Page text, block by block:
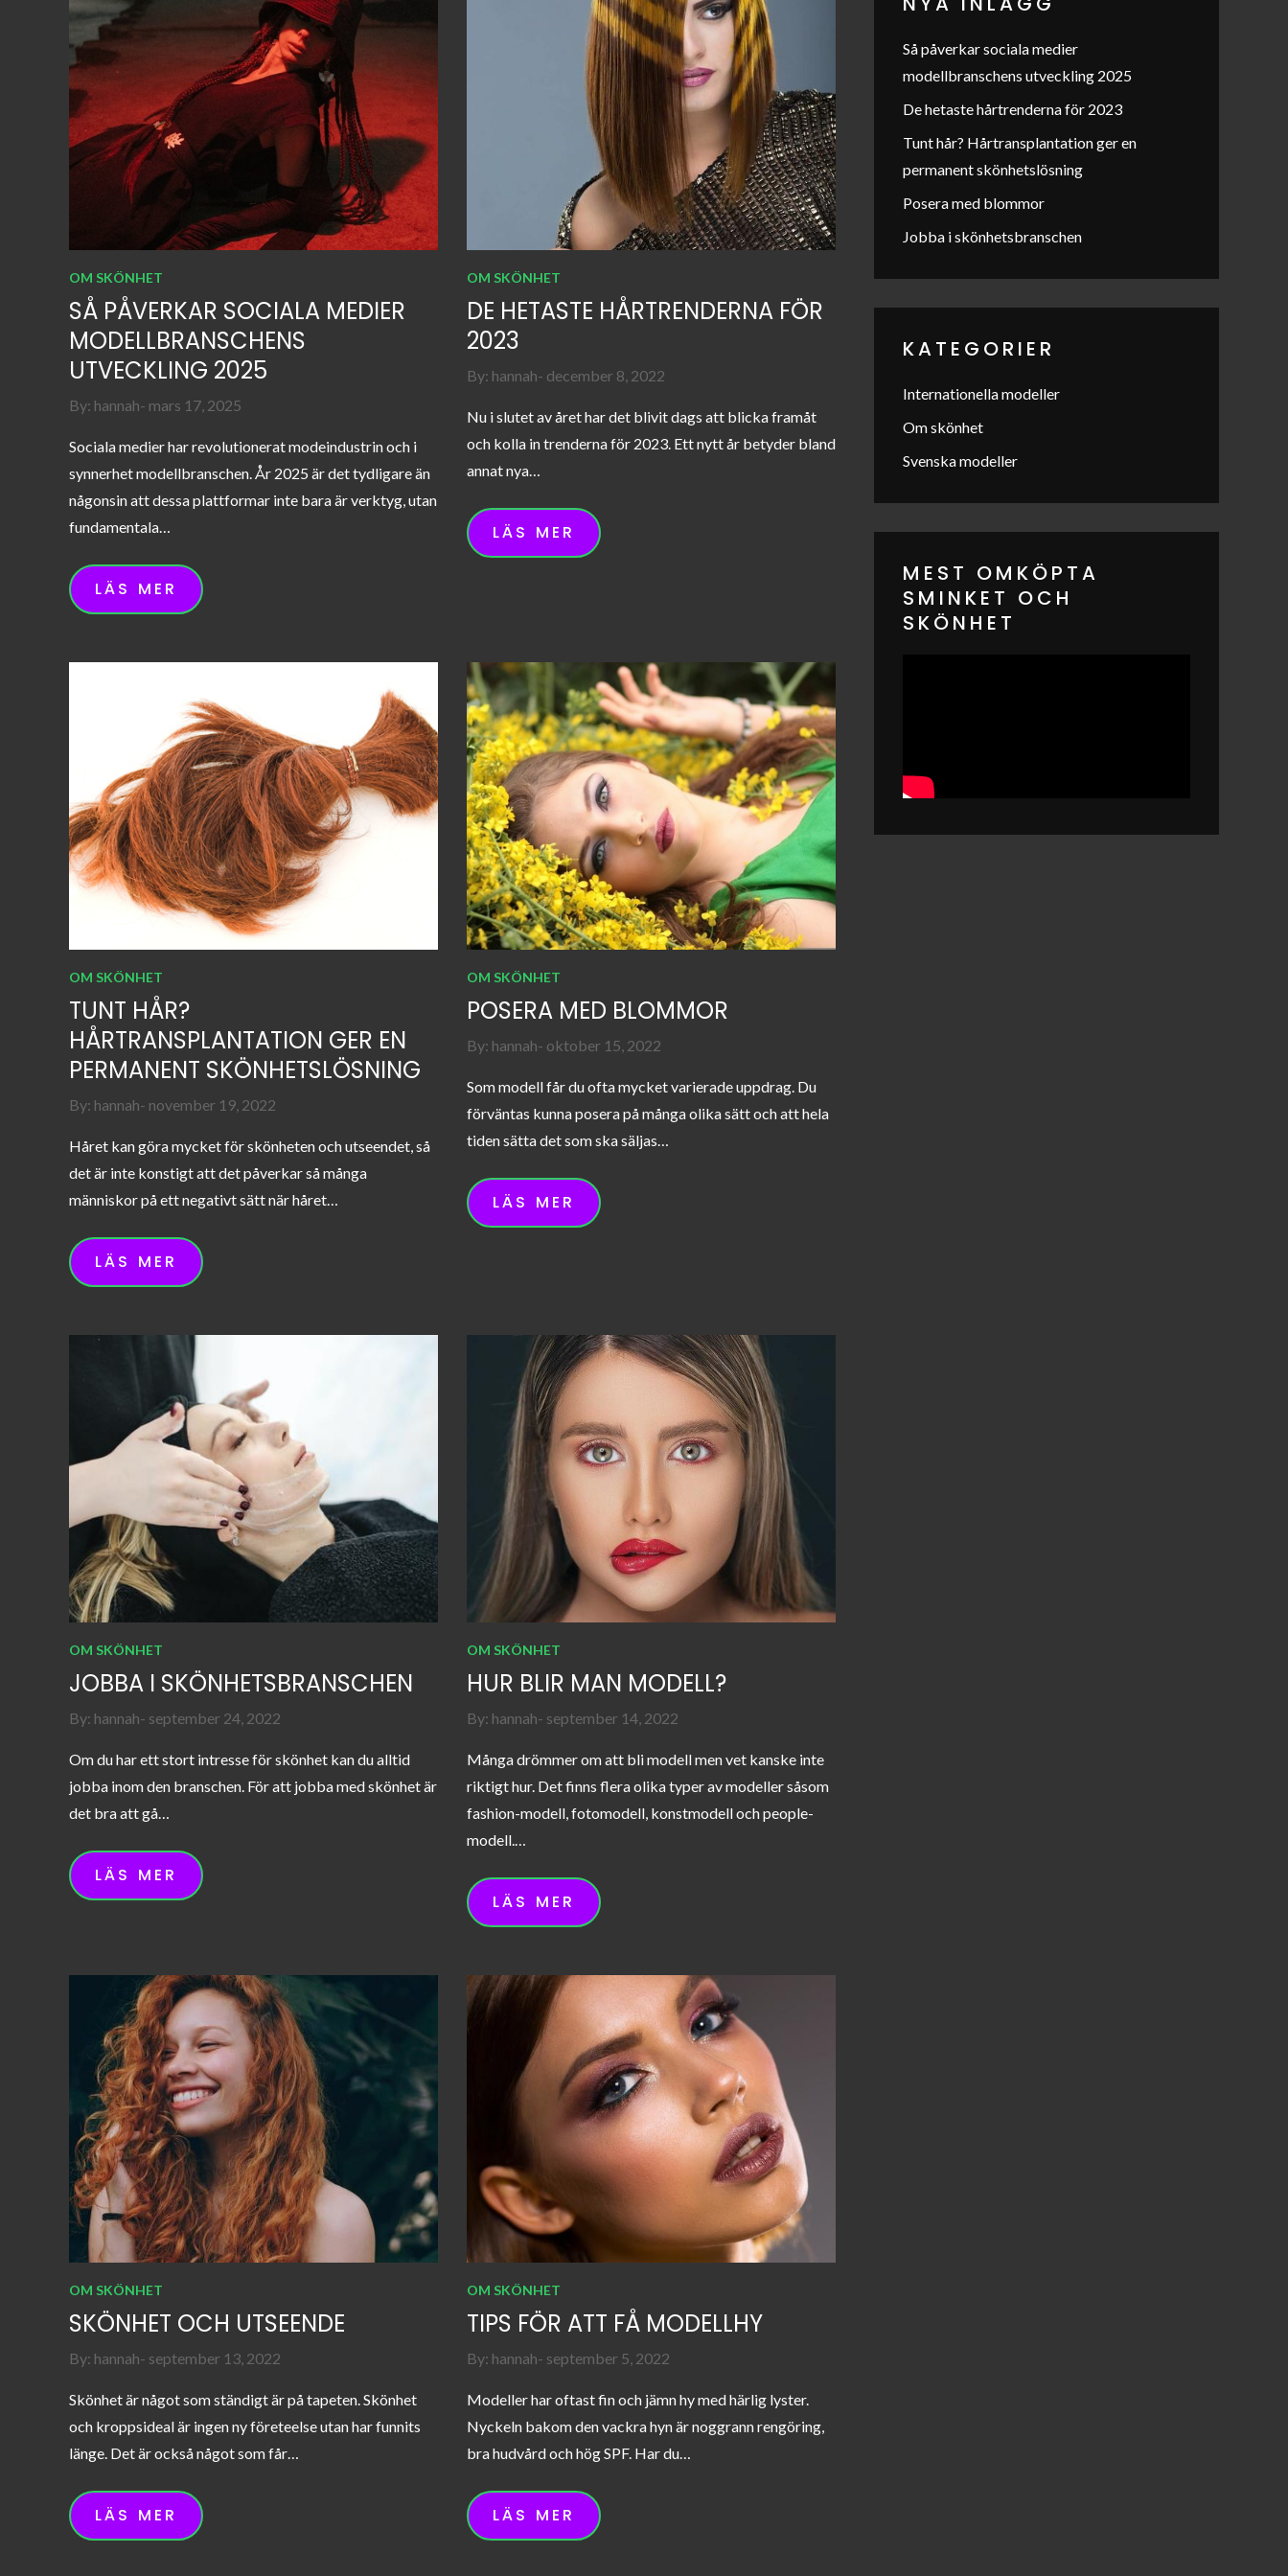
OM SKÖNHET
SÅ PÅVERKAR SOCIALA MEDIER
MODELLBRANSCHENS
UTVECKLING 2025
By: hannah Posted
mars 17, 2025
Sociala medier har revolutionerat modeindustrin och i
synnerhet modellbranschen. År 2025 är det tydligare än
någonsin att dessa plattformar inte bara är verktyg, utan
fundamentala…
LÄS MER
OM SKÖNHET
DE HETASTE HÅRTRENDERNA FÖR
2023
By: hannah Posted
december 8, 2022
Nu i slutet av året har det blivit dags att blicka framåt
och kolla in trenderna för 2023. Ett nytt år betyder bland
annat nya…
LÄS MER
OM SKÖNHET
TUNT HÅR?
HÅRTRANSPLANTATION GER EN
PERMANENT SKÖNHETSLÖSNING
By: hannah Posted
november 19, 2022
Håret kan göra mycket för skönheten och utseendet, så
det är inte konstigt att det påverkar så många
människor på ett negativt sätt när håret…
LÄS MER
OM SKÖNHET
POSERA MED BLOMMOR
By: hannah Posted
oktober 15, 2022
Som modell får du ofta mycket varierade uppdrag. Du
förväntas kunna posera på många olika sätt och att hela
tiden sätta det som ska säljas…
LÄS MER
OM SKÖNHET
JOBBA I SKÖNHETSBRANSCHEN
By: hannah Posted
september 24, 2022
Om du har ett stort intresse för skönhet kan du alltid
jobba inom den branschen. För att jobba med skönhet är
det bra att gå…
LÄS MER
OM SKÖNHET
HUR BLIR MAN MODELL?
By: hannah Posted
september 14, 2022
Många drömmer om att bli modell men vet kanske inte
riktigt hur. Det finns flera olika typer av modeller såsom
fashion-modell, fotomodell, konstmodell och people-
modell.…
LÄS MER
OM SKÖNHET
SKÖNHET OCH UTSEENDE
By: hannah Posted
september 13, 2022
Skönhet är något som ständigt är på tapeten. Skönhet
och kroppsideal är ingen ny företeelse utan har funnits
länge. Det är också något som får…
LÄS MER
OM SKÖNHET
TIPS FÖR ATT FÅ MODELLHY
By: hannah Posted
september 5, 2022
Modeller har oftast fin och jämn hy med härlig lyster.
Nyckeln bakom den vackra hyn är noggrann rengöring,
bra hudvård och hög SPF. Har du…
LÄS MER
Så påverkar sociala medier
modellbranschens utveckling 2025
De hetaste hårtrenderna för 2023
Tunt hår? Hårtransplantation ger en
permanent skönhetslösning
Posera med blommor
Jobba i skönhetsbranschen
KATEGORIER
Internationella modeller
Om skönhet
Svenska modeller
MEST OMKÖPTA
SMINKET OCH
SKÖNHET